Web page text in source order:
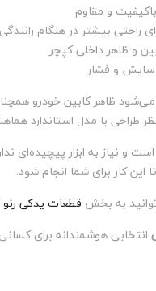
و مقاوم
راحتی بیشتر در هنگام رانندگی
و ظاهر داخلی کپچر
سایش و فشار
ظاهر کابین خودرو
طراحی با مدل استاندارد
و نیاز به ابزار پیچیده‌ای
این کار برای شما انجام شود.
به بخش قطعات یدکی
انتخابی هوشمندانه برای